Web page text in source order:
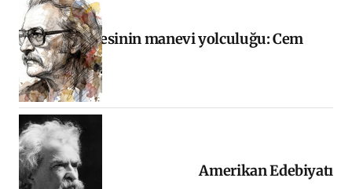
Halkın sesinin manevi yolculuğu: Cem
Karaca
Amerikan Edebiyatı